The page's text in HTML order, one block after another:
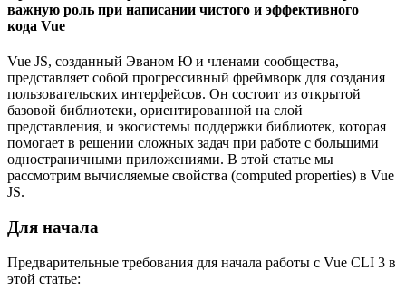
важную роль при написании чистого и эффективного
кода Vue
Vue JS, созданный Эваном Ю и членами сообщества,
представляет собой прогрессивный фреймворк для создания
пользовательских интерфейсов. Он состоит из открытой
базовой библиотеки, ориентированной на слой
представления, и экосистемы поддержки библиотек, которая
помогает в решении сложных задач при работе с большими
одностраничными приложениями. В этой статье мы
рассмотрим вычисляемые свойства (computed properties) в Vue
JS.
Для начала
Предварительные требования для начала работы с Vue CLI 3 в
этой статье: